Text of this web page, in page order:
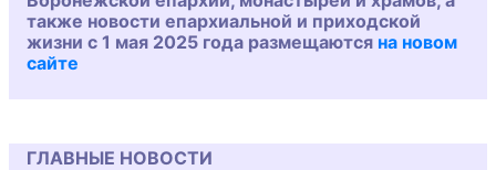
также новости епархиальной и приходской
жизни с 1 мая 2025 года размещаются на новом
сайте
ГЛАВНЫЕ НОВОСТИ